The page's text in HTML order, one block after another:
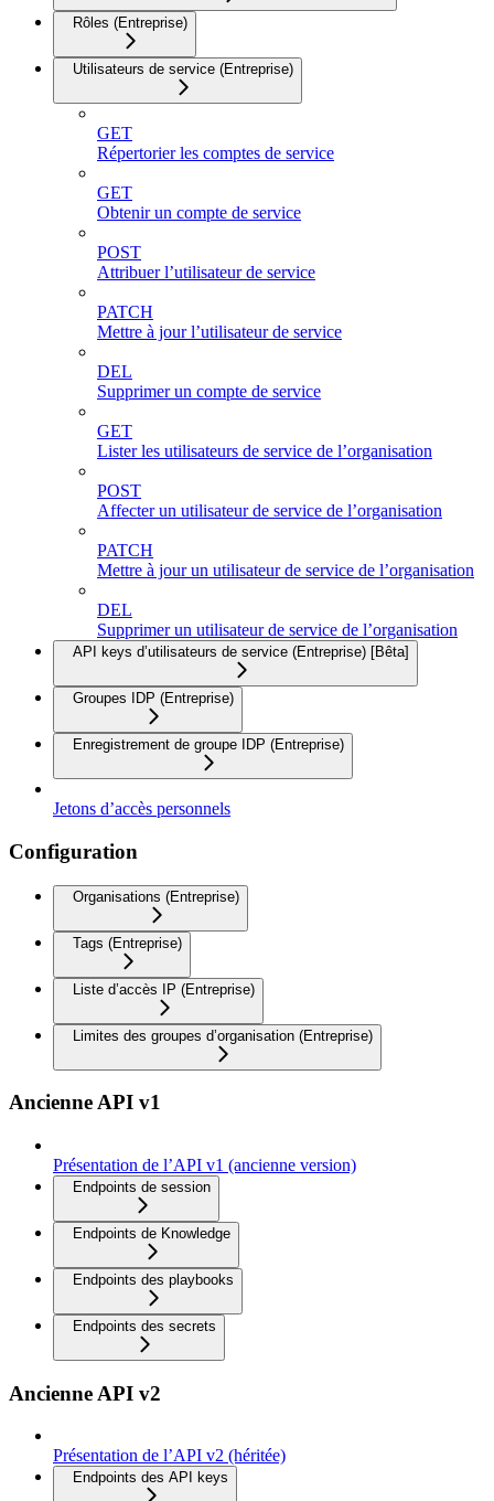
Rôles (Entreprise)
Utilisateurs de service (Entreprise)
GET
Répertorier les comptes de service
GET
Obtenir un compte de service
POST
Attribuer l’utilisateur de service
PATCH
Mettre à jour l’utilisateur de service
DEL
Supprimer un compte de service
GET
Lister les utilisateurs de service de l’organisation
POST
Affecter un utilisateur de service de l’organisation
PATCH
Mettre à jour un utilisateur de service de l’organisation
DEL
Supprimer un utilisateur de service de l’organisation
API keys d’utilisateurs de service (Entreprise) [Bêta]
Groupes IDP (Entreprise)
Enregistrement de groupe IDP (Entreprise)
Jetons d’accès personnels
Configuration
Organisations (Entreprise)
Tags (Entreprise)
Liste d’accès IP (Entreprise)
Limites des groupes d’organisation (Entreprise)
Ancienne API v1
Présentation de l’API v1 (ancienne version)
Endpoints de session
Endpoints de Knowledge
Endpoints des playbooks
Endpoints des secrets
Ancienne API v2
Présentation de l’API v2 (héritée)
Endpoints des API keys